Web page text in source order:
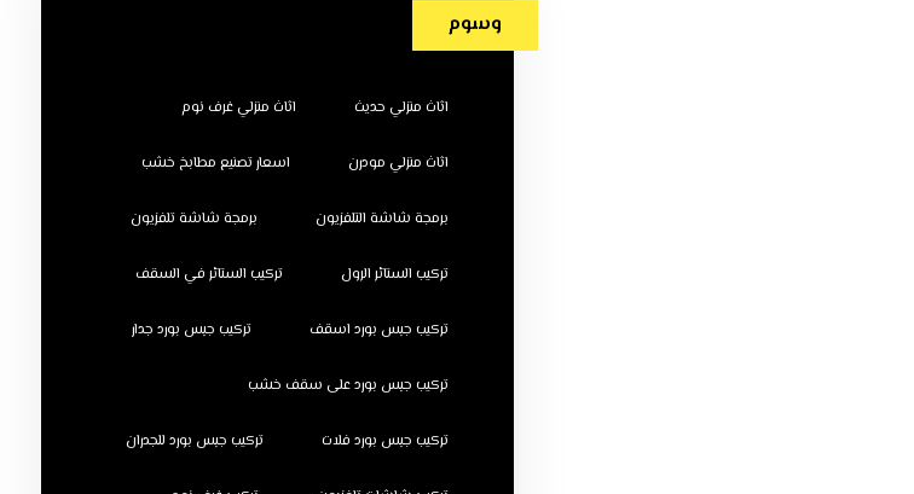
وسوم
اثاث منزلي حديث اثاث منزلي غرف نوم
اثاث منزلي مودرن اسعار تصنيع مطابخ خشب
برمجة شاشة التلفزيون برمجة شاشة تلفزيون
تركيب الستائر الرول تركيب الستائر في السقف
تركيب جبس بورد اسقف تركيب جبس بورد جدار
تركيب جبس بورد على سقف خشب
تركيب جبس بورد فلات تركيب جبس بورد للجدران